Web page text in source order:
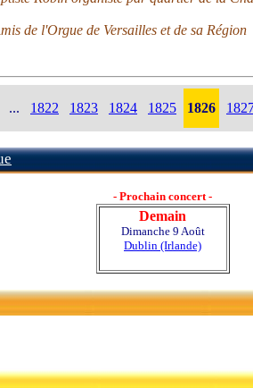
de l'Orgue de Versailles et de sa Région
... 1822 1823 1824 1825 1826
- Prochain concert -
Demain
Dimanche 9 Août
Dublin (Irlande)